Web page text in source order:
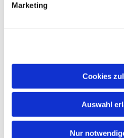
Marketing
Cookies
Auswahl
Nur